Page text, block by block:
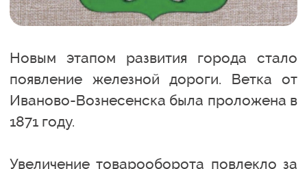
Новым этапом развития города стало
появление железной дороги. Ветка от
Иваново-Вознесенска была проложена в
1871 году.
Увеличение товарооборота повлекло за